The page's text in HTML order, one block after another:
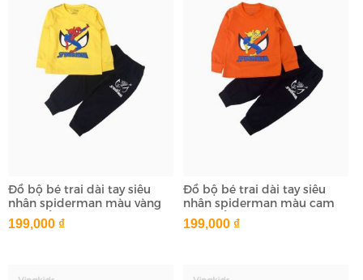
Đồ bộ bé trai dài tay siêu
nhân spiderman màu vàng
(1-7 tuổi)
199,000 ₫
Đồ bộ bé trai dài tay siêu
nhân spiderman màu cam
(1-7 tuổi)
199,000 ₫